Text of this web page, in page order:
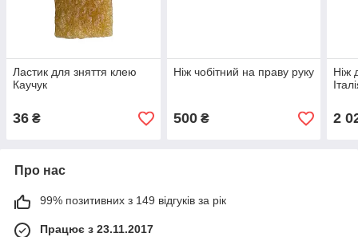
Ластик для зняття клею
Каучук
36 ₴
Ніж чобітний на праву руку
500₴
Ніж
2
Про нас
99% позитивних з 149 відгуків за рік
Працює з 23.11.2017